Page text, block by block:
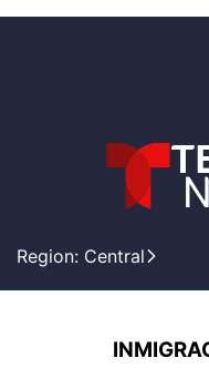
Region: Central